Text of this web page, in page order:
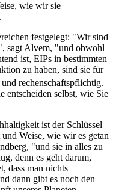
wie wir sie
festgelegt: "Wir sind
sagt Alvem, "und obwohl
ist, EIPs in bestimmten
zu haben, sind sie für
rechenschaftspflichtig.
entscheiden selbst, wie Sie
ist der Schlüssel
Weise, wie wir es getan
"und sie in alles zu
denn es geht darum,
dass man nichts
dann gibt es noch den